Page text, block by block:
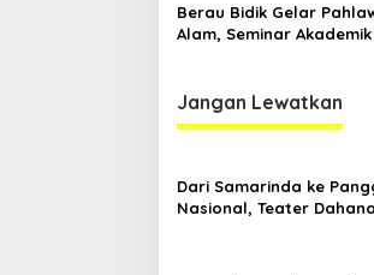
Berau Bidik Gelar
Alam, Seminar
Jangan Lewatkan
Dari Samarinda ke
Nasional, Teater